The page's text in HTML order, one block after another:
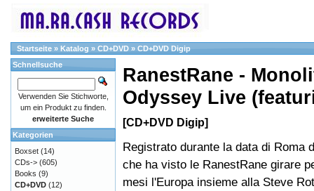
Startseite » Katalog » CD+DVD » CD+DVD Digip
RanestRane -
Odyssey Live
[CD+DVD Digip]
Registrato durante la data di Roma
che ha visto le RanestRane girare
mesi l'Europa insieme alla Steve
Schnellsuche
Verwenden Sie Stichworte,
um ein Produkt zu finden.
erweiterte Suche
Kategorien
Boxset (14)
CDs-> (605)
Books (9)
CD+DVD (12)